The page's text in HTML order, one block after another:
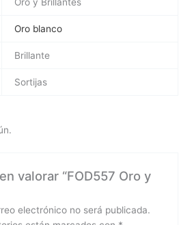
Oro blanco
Brillante
Sortijas
valorar “FOD557 Oro y
electrónico no será publicada.